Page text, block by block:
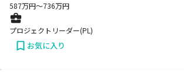
587万円〜736万円
プロジェクトリーダー(PL)
お気に入り